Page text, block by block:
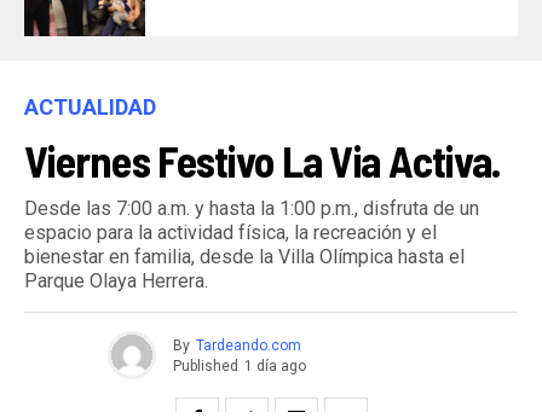
ACTUALIDAD
Viernes Festivo La Via Activa.
Desde las 7:00 a.m. y hasta la 1:00 p.m., disfruta de un
espacio para la actividad física, la recreación y el
bienestar en familia, desde la Villa Olímpica hasta el
Parque Olaya Herrera.
By Tardeando.com
Published 1 día ago